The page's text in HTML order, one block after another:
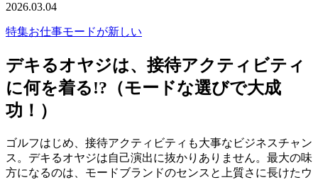
2026.03.04
特集お仕事モードが新しい
デキるオヤジは、接待アクティビティ
に何を着る!?（モードな選びで大成
功！）
ゴルフはじめ、接待アクティビティも大事なビジネスチャン
ス。デキるオヤジは自己演出に抜かりありません。最大の味
方になるのは、モードブランドのセンスと上質さに長けたウ